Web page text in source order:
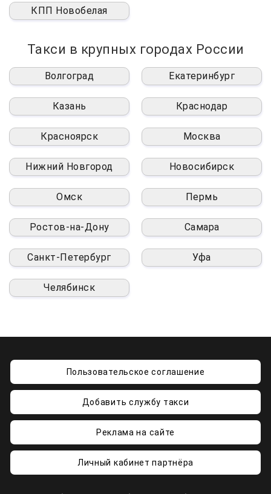
КПП Новобелая
Такси в крупных городах России
Волгоград Екатеринбург
Казань Краснодар
Красноярск Москва
Нижний Новгород Новосибирск
Омск Пермь
Ростов-на-Дону Самара
Санкт-Петербург Уфа
Челябинск
Пользовательское соглашение
Добавить службу такси
Реклама на сайте
Личный кабинет партнёра